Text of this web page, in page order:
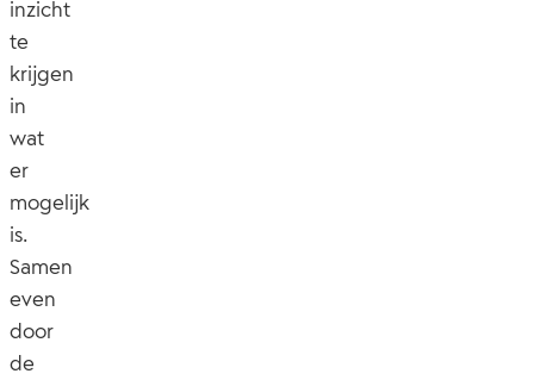
inzicht
te
krijgen
in
wat
er
mogelijk
is.
Samen
even
door
de